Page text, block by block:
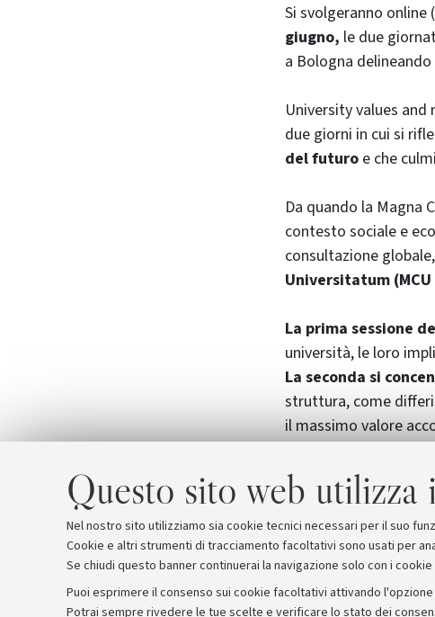
Questo sito web utilizza
Nel nostro sito utilizziamo sia cookie tecnici necessari per il suo
Cookie e altri strumenti di tracciamento facoltativi sono usati per
Se chiudi questo banner continuerai la navigazione solo con i
Puoi esprimere il consenso sui cookie facoltativi attivando
Potrai sempre rivedere le tue scelte e verificare lo stato dei
Si svolgeranno online
giugno, le due
a Bologna
University values
due giorni in cui si
del futuro e che
Da quando la Magna
contesto sociale e
consultazione globale,
Universitatum
La prima sessione
università, le loro
La seconda si
struttura, come
il massimo valore
firmeranno per la